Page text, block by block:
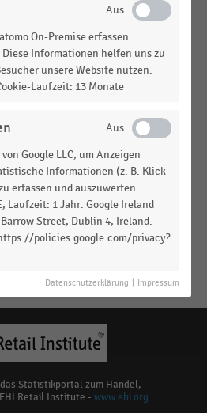
europäischen
(2008)
HANDEL|STATISTIK
(2010)
HANDEL |STATISTIK
europäischen
(2009)
EINZELHANDEL |STATISTIK
Sonntage für die
Statistikportal zum Handel,
Retail Institute - www.ehi.org
On-Premise erfassen
Informationen helfen uns zu
unsere Website nutzen.
Laufzeit: 13 Monate
Google LLC, um Anzeigen
Informationen (z. B. Klick-
erfassen und auszuwerten.
Laufzeit: 1 Jahr. Google Ireland
Street, Dublin 4, Ireland.
policies.google.com/privacy?
Datenschutzerklärung Impressum